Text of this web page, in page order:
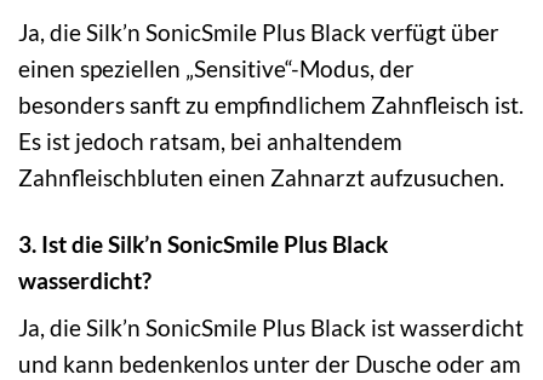
Ja, die Silk’n SonicSmile Plus Black verfügt über
einen speziellen „Sensitive“-Modus, der
besonders sanft zu empfindlichem Zahnfleisch ist.
Es ist jedoch ratsam, bei anhaltendem
Zahnfleischbluten einen Zahnarzt aufzusuchen.
3. Ist die Silk’n SonicSmile Plus Black
wasserdicht?
Ja, die Silk’n SonicSmile Plus Black ist wasserdicht
und kann bedenkenlos unter der Dusche oder am